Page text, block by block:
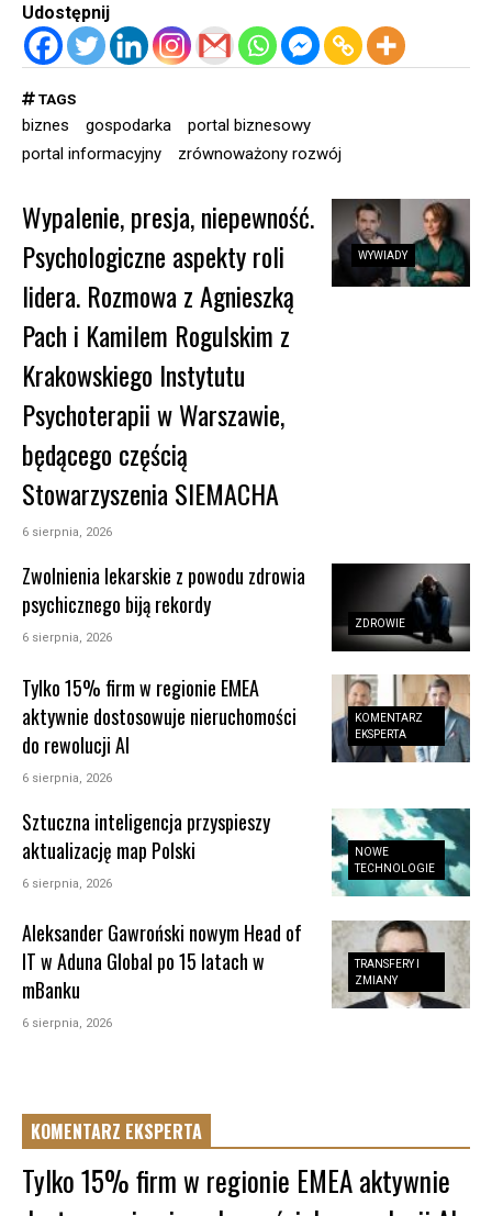
Udostępnij
TAGS
biznes gospodarka
portal biznesowy
portal informacyjny
zrównoważony rozwój
WYWIADY
Wypalenie, presja, niepewność.
Psychologiczne aspekty roli
lidera. Rozmowa z Agnieszką
Pach i Kamilem Rogulskim z
Krakowskiego Instytutu
Psychoterapii w Warszawie,
będącego częścią
Stowarzyszenia SIEMACHA
6 sierpnia, 2026
ZDROWIE
Zwolnienia lekarskie z powodu zdrowia
psychicznego biją rekordy
6 sierpnia, 2026
KOMENTARZ
EKSPERTA
Tylko 15% firm w regionie EMEA
aktywnie dostosowuje nieruchomości
do rewolucji AI
6 sierpnia, 2026
NOWE
TECHNOLOGIE
Sztuczna inteligencja przyspieszy
aktualizację map Polski
6 sierpnia, 2026
TRANSFERY I
ZMIANY
Aleksander Gawroński nowym Head of
IT w Aduna Global po 15 latach w
mBanku
6 sierpnia, 2026
KOMENTARZ EKSPERTA
Tylko 15% firm w regionie EMEA aktywnie